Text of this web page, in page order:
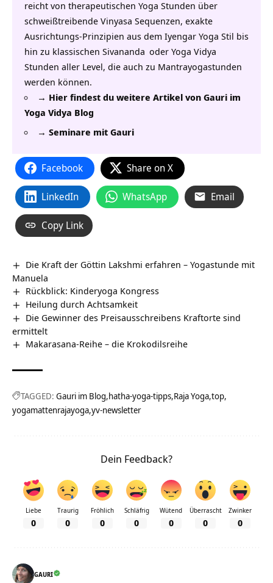
reicht von therapeutischen Yoga Stunden über
schweißtreibende Vinyasa Sequenzen, exakte
Ausrichtungs-Prinzipien aus dem Iyengar Yoga Stil bis
hin zu klassischen Sivananda oder Yoga Vidya
Stunden aller Level, die auch zu Mantrayogastunden
werden können.
→ Hier findest du weitere Artikel von Gauri im
Yoga Vidya Blog
→ Seminare mit Gauri
Facebook Share on X
LinkedIn WhatsApp Email
Copy Link
Die Kraft der Göttin Lakshmi erfahren – Yogastunde mit
Manuela
Rückblick: Kinderyoga Kongress
Heilung durch Achtsamkeit
Die Gewinner des Preisausschreibens Kraftorte sind
ermittelt
Makarasana-Reihe – die Krokodilsreihe
TAGGED: Gauri im Blog hatha-yoga-tipps Raja Yoga top
yogamattenrajayoga yv-newsletter
Dein Feedback?
Liebe
0
Traurig
0
Fröhlich
0
Schläfrig
0
Wütend
0
Überrascht
0
Zwinker
0
GAURI